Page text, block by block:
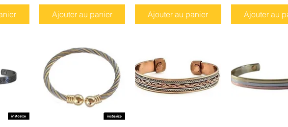
Ajouter au panier Ajouter au panier Ajouter au